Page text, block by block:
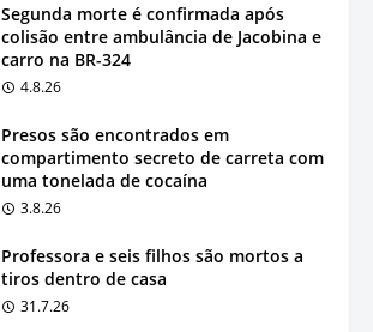
Segunda morte é confirmada após
colisão entre ambulância de Jacobina e
carro na BR-324
4.8.26
Presos são encontrados em
compartimento secreto de carreta com
uma tonelada de cocaína
3.8.26
Professora e seis filhos são mortos a
tiros dentro de casa
31.7.26